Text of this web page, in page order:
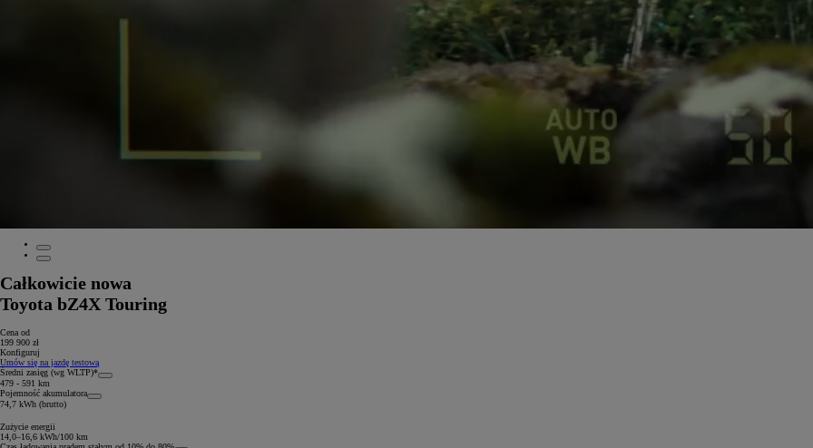
Całkowicie nowa
Toyota bZ4X Touring
Cena od
199 900 zł
Konfiguruj
Umów się na jazdę testową
Średni zasięg (wg WLTP)*
479 - 591 km
Pojemność akumulatora
74,7 kWh (brutto)
Zużycie energii
14,0–16,6 kWh/100 km